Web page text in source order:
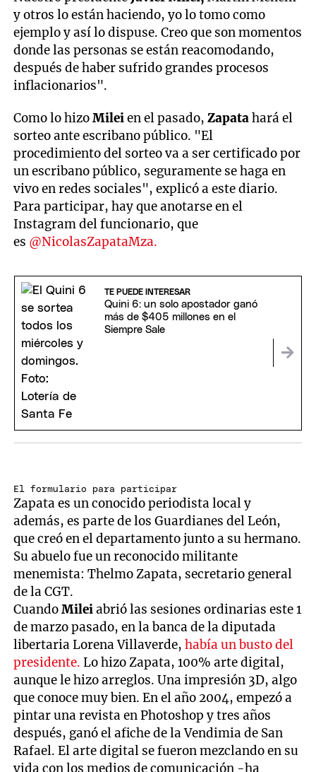
y otros lo están haciendo, yo lo tomo como
ejemplo y así lo dispuse. Creo que son momentos
donde las personas se están reacomodando,
después de haber sufrido grandes procesos
inflacionarios".
Como lo hizoMileien el pasado,Zapatahará el
sorteo ante escribano público. "El
procedimiento del sorteo va a ser certificado por
un escribano público, seguramente se haga en
vivo en redes sociales", explicó a este diario.
Para participar, hay que anotarse en el
Instagram del funcionario, que
es @NicolasZapataMza.
TE PUEDE INTERESAR
Quini 6: un solo apostador ganó
más de $405 millones en el
Siempre Sale
El formulario para participar
Zapata es un conocido periodista local y
además, es parte de los Guardianes del León,
que creó en el departamento junto a su hermano.
Su abuelo fue un reconocido militante
menemista: Thelmo Zapata, secretario general
de la CGT.
CuandoMileiabrió las sesiones ordinarias este 1
de marzo pasado, en la banca de la diputada
libertaria Lorena Villaverde,había un busto del
presidente. Lo hizo Zapata, 100% arte digital,
aunque le hizo arreglos. Una impresión 3D, algo
que conoce muy bien. En el año 2004, empezó a
pintar una revista en Photoshop y tres años
después, ganó el afiche de la Vendimia de San
Rafael. El arte digital se fueron mezclando en su
vida con los medios de comunicación -ha